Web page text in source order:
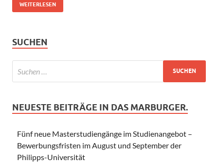
WEITERLESEN
SUCHEN
NEUESTE BEITRÄGE IN DAS MARBURGER.
Fünf neue Masterstudiengänge im Studienangebot –
Bewerbungsfristen im August und September der
Philipps-Universität